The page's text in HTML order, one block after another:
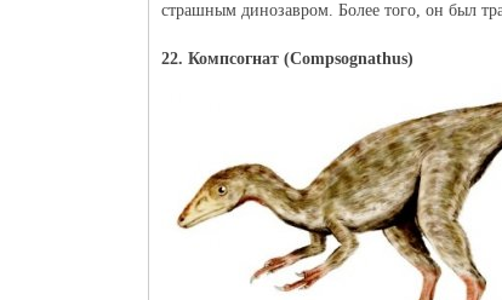
страшным динозавром. Более того, он был
22. Компсогнат (Compsognathus)